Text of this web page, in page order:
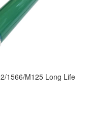
1566/M125 Long Life